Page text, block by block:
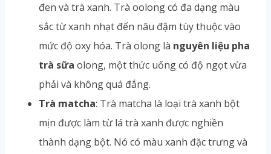
đen và trà xanh. Trà oolong có đa dạng màu
sắc từ xanh nhạt đến nâu đậm tùy thuộc vào
mức độ oxy hóa. Trà olong là nguyên liệu pha
trà sữa olong, một thức uống có độ ngọt vừa
phải và không quá đắng.
Trà matcha: Trà matcha là loại trà xanh bột
mịn được làm từ lá trà xanh được nghiền
thành dạng bột. Nó có màu xanh đặc trưng và